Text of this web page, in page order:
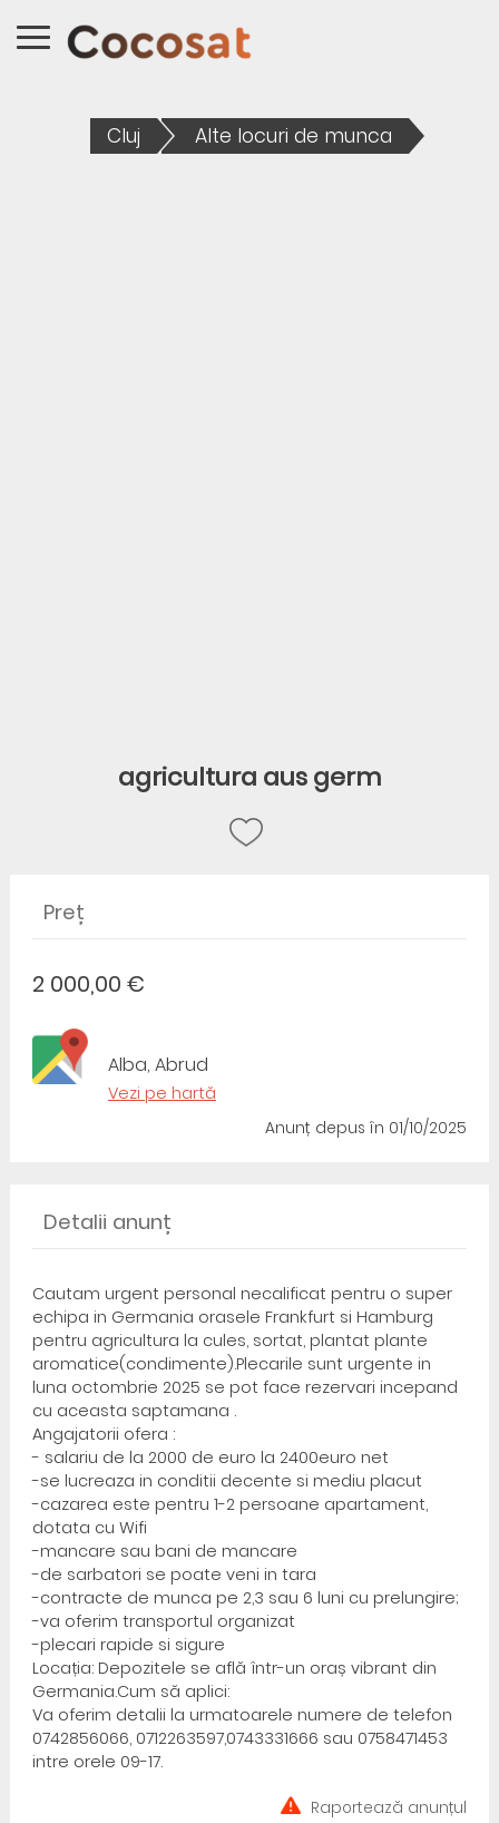
Cluj Alte locuri de munca
agricultura aus germ
Preț
2 000,00 €
Alba, Abrud
Vezi pe hartă
Anunț depusîn 01/10/2025
Detalii anunț
Cautam urgent personal necalificat pentru o super
echipa in Germania orasele Frankfurt si Hamburg
pentru agricultura la cules, sortat, plantat plante
aromatice(condimente).Plecarile sunt urgente in
luna octombrie 2025 se pot face rezervari incepand
cu aceasta saptamana .
Angajatorii ofera :
- salariu de la 2000 de euro la 2400euro net
-se lucreaza in conditii decente si mediu placut
-cazarea este pentru 1-2 persoane apartament,
dotata cu Wifi
-mancare sau bani de mancare
-de sarbatori se poate veni in tara
-contracte de munca pe 2,3 sau 6 luni cu prelungire;
-va oferim transportul organizat
-plecari rapide si sigure
Locația: Depozitele se află într-un oraș vibrant din
Germania.Cum să aplici:
Va oferim detalii la urmatoarele numere de telefon
0742856066, 0712263597,0743331666 sau 0758471453
intre orele 09-17.
Raportează anunțul